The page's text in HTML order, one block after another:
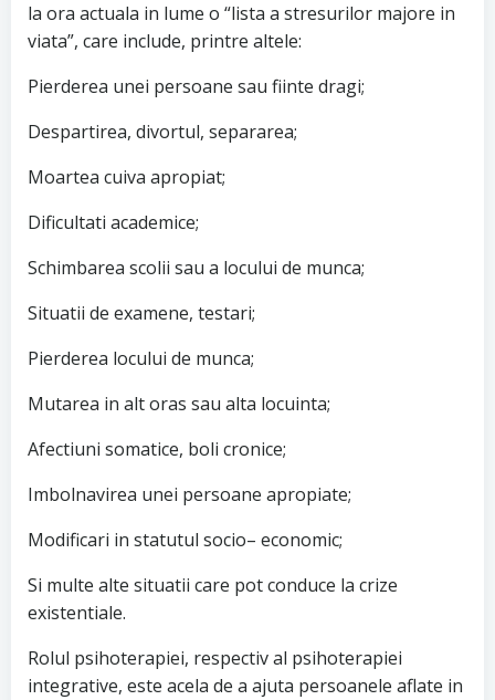
la ora actuala in lume o “lista a stresurilor majore in
viata”, care include, printre altele:
Pierderea unei persoane sau fiinte dragi;
Despartirea, divortul, separarea;
Moartea cuiva apropiat;
Dificultati academice;
Schimbarea scolii sau a locului de munca;
Situatii de examene, testari;
Pierderea locului de munca;
Mutarea in alt oras sau alta locuinta;
Afectiuni somatice, boli cronice;
Imbolnavirea unei persoane apropiate;
Modificari in statutul socio– economic;
Si multe alte situatii care pot conduce la crize
existentiale.
Rolul psihoterapiei, respectiv al psihoterapiei
integrative, este acela de a ajuta persoanele aflate in